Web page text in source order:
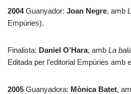
2004Guanyador: Joan Negre, amb
Empúries).
Finalista: Daniel O’Hara, amb La
Editada per l’editorial Empúries amb
2005 Guanyadora: Mònica Batet,